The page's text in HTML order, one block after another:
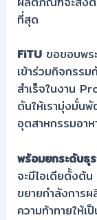
ที่สุด
FiTUขอขอบพร
เข้าร่วมกิจกรร
สำเร็จในงาน
ดันให้เรามุ่งมั่น
อุตสาหกรรมอา
พร้อมยกระดับธุ
จะมีไอเดียตั้งต้
ขยายกำลังการ
ความท้าทายให้เ